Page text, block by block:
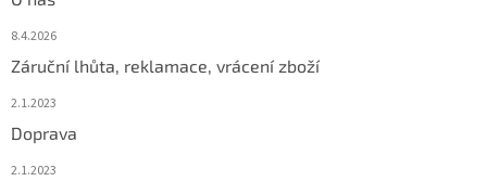
8.4.2026
Záruční lhůta, reklamace, vrácení zboží
2.1.2023
Doprava
2.1.2023